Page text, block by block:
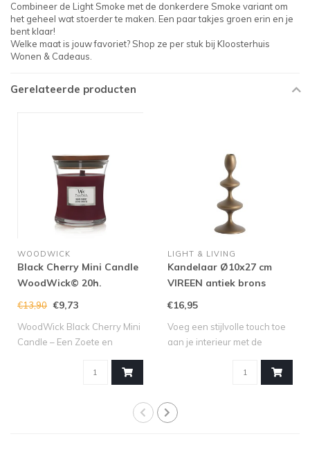
Combineer de Light Smoke met de donkerdere Smoke variant om
het geheel wat stoerder te maken. Een paar takjes groen erin en je
bent klaar!
Welke maat is jouw favoriet? Shop ze per stuk bij Kloosterhuis
Wonen & Cadeaus.
Gerelateerde producten
WOODWICK
Black Cherry Mini Candle
WoodWick© 20h.
€13,90 €9,73
WoodWick Black Cherry Mini
Candle – Een Zoete en
LIGHT & LIVING
Kandelaar Ø10x27 cm
VIREEN antiek brons
€16,95
Voeg een stijlvolle touch toe
aan je interieur met de